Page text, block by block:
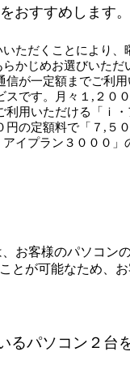
をおすすめします。
いただくことにより、
かじめお選びいただ
信が一定額までご利
スです。月々１,２０
利用いただける「ｉ
円の定額料で「７,５
イプラン３０００」
お客様のパソコン
とが可能なため、
るパソコン２台